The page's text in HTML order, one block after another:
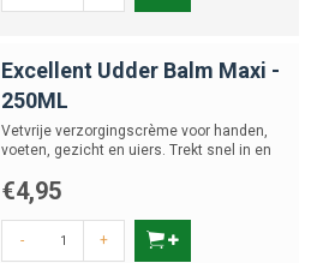
Excellent Udder Balm Maxi -
250ML
Vetvrije verzorgingscrème voor handen,
voeten, gezicht en uiers. Trekt snel in en
€4,95
- +